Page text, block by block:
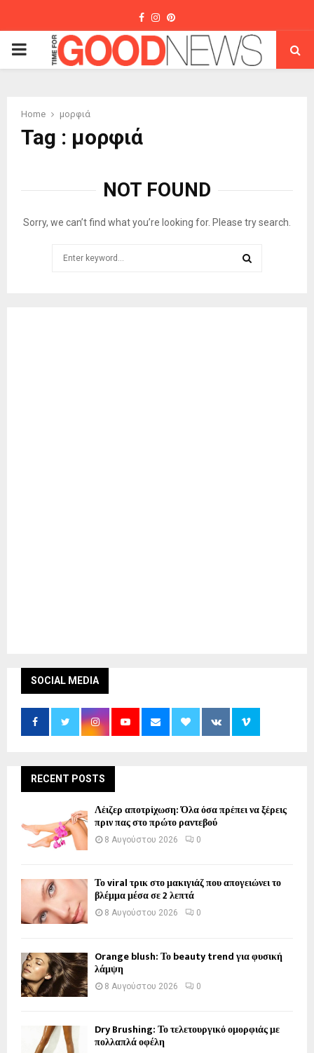
Facebook
Instagram
Pinterest
PRIMARY
Home μορφιά
Tag : μορφιά
NOT FOUND
Sorry, we can’t find what you’re looking for. Please try search.
SOCIAL MEDIA
RECENT POSTS
Λέιζερ αποτρίχωση: Όλα όσα πρέπει να ξέρεις
πριν πας στο πρώτο ραντεβού
8 Αυγούστου 2026 0
Το viral τρικ στο μακιγιάζ που απογειώνει το
βλέμμα μέσα σε 2 λεπτά
8 Αυγούστου 2026 0
Orange blush: Το beauty trend για φυσική
λάμψη
8 Αυγούστου 2026 0
Dry Brushing: Το τελετουργικό ομορφιάς με
πολλαπλά οφέλη